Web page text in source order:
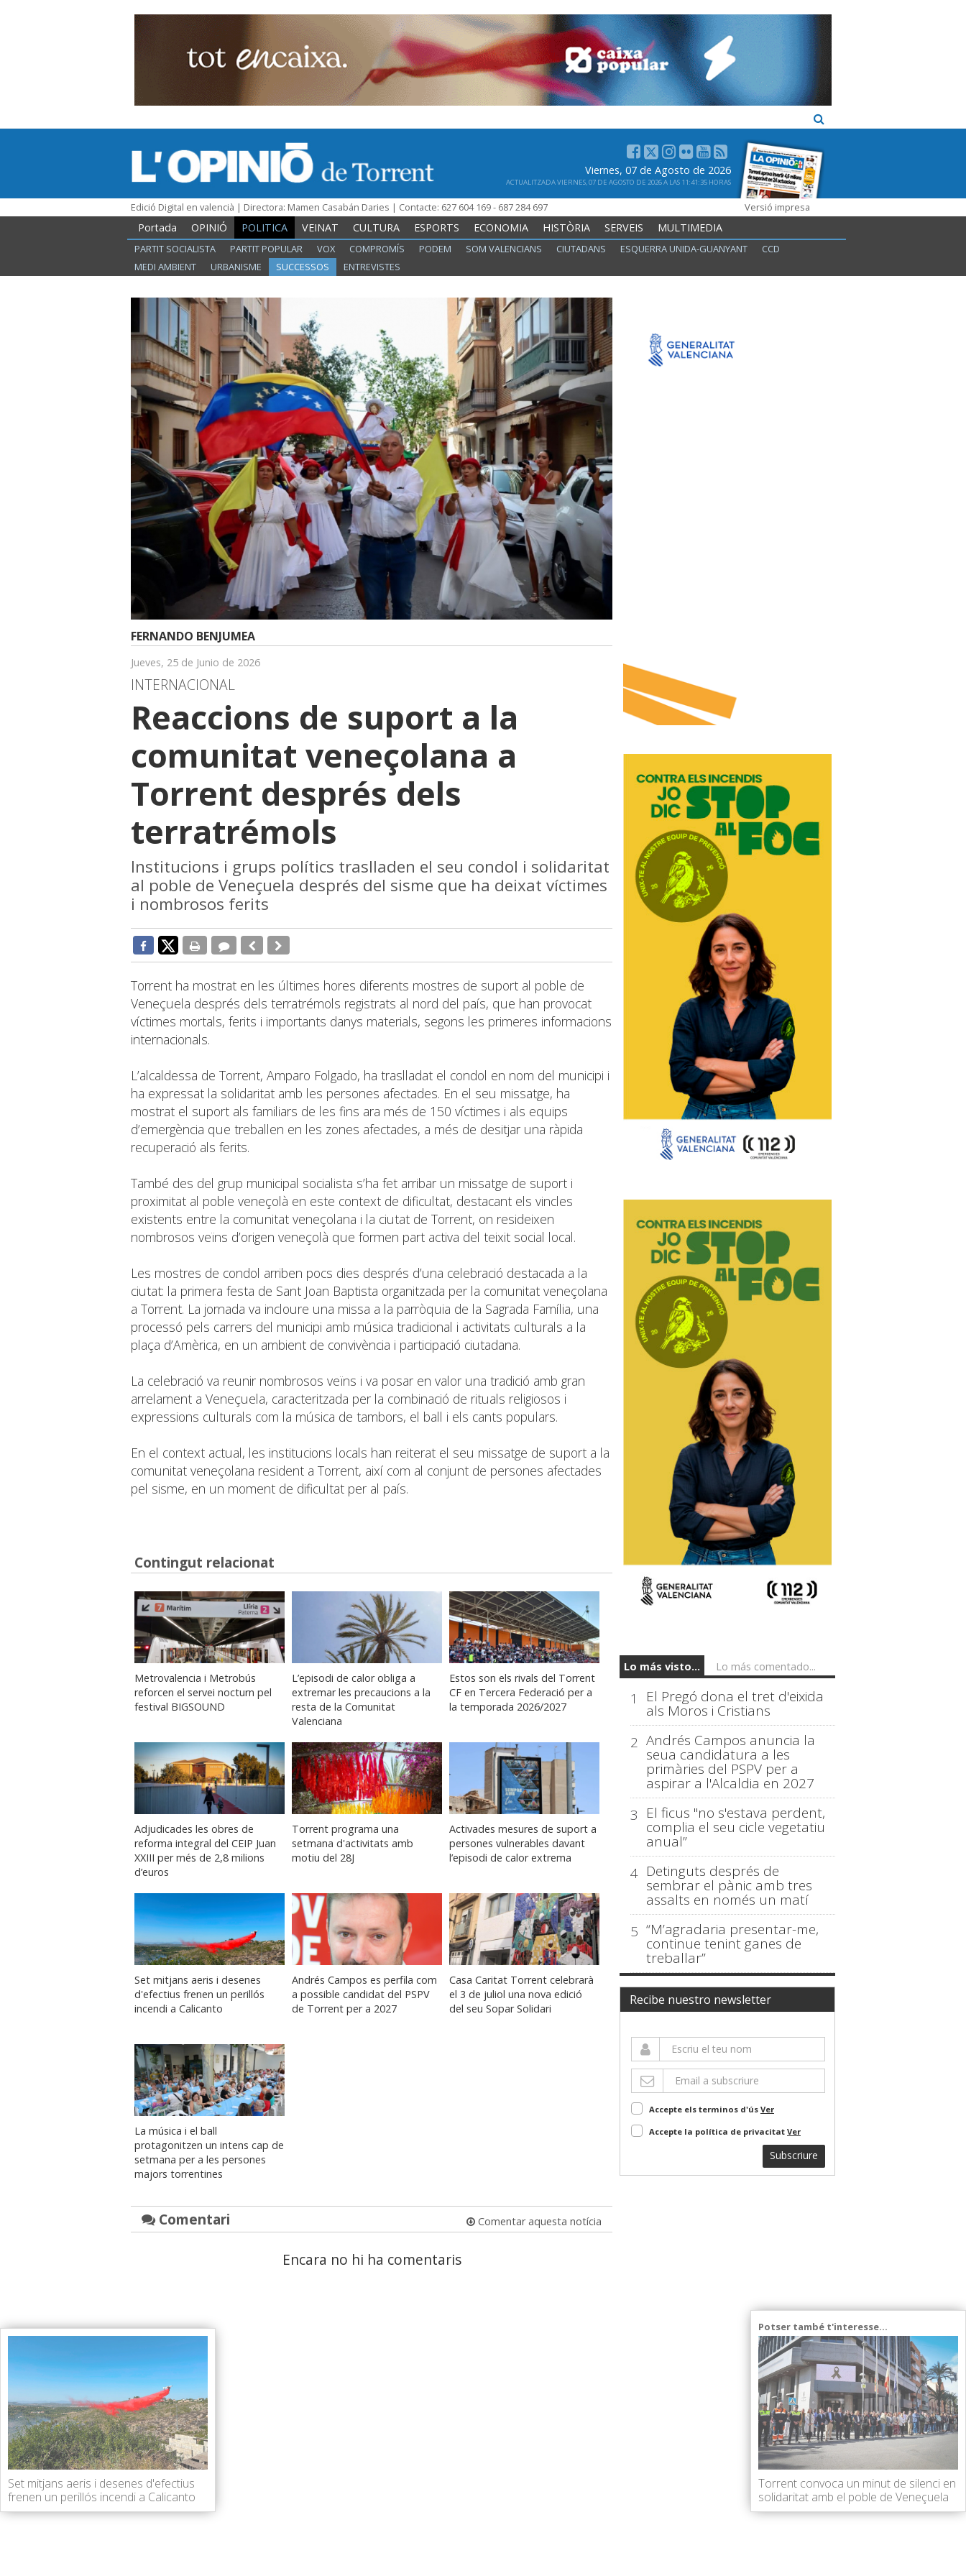
Viernes, 07 de Agosto de 2026
ACTUALITZADA VIERNES, 07 DE AGOSTO DE 2026 A LAS 11:41:35 HORAS
Edició Digital en valencià | Directora: Mamen Casabán Daries | Contacte: 627 604 169 - 687 284 697 Versió impresa
Portada OPINIÓ POLITICA VEINAT CULTURA ESPORTS ECONOMIA HISTÒRIA SERVEIS MULTIMEDIA
PARTIT SOCIALISTA PARTIT POPULAR VOX COMPROMÍS PODEM SOM VALENCIANS CIUTADANS ESQUERRA UNIDA-GUANYANT
CCD
MEDI AMBIENT
URBANISME SUCCESSOS ENTREVISTES
FERNANDO BENJUMEA
Jueves, 25 de Junio de 2026
INTERNACIONAL
Reaccions de suport a la
comunitat veneçolana a
Torrent després dels
terratrémols
Institucions i grups polítics traslladen el seu condol i solidaritat
al poble de Veneçuela després del sisme que ha deixat víctimes
i nombrosos ferits
Torrent ha mostrat en les últimes hores diferents mostres de suport al poble de
Veneçuela després dels terratrémols registrats al nord del país, que han provocat
víctimes mortals, ferits i importants danys materials, segons les primeres informacions
internacionals.
L’alcaldessa de Torrent, Amparo Folgado, ha traslladat el condol en nom del municipi i
ha expressat la solidaritat amb les persones afectades. En el seu missatge, ha
mostrat el suport als familiars de les fins ara més de 150 víctimes i als equips
d’emergència que treballen en les zones afectades, a més de desitjar una ràpida
recuperació als ferits.
També des del grup municipal socialista s’ha fet arribar un missatge de suport i
proximitat al poble veneçolà en este context de dificultat, destacant els vincles
existents entre la comunitat veneçolana i la ciutat de Torrent, on resideixen
nombrosos veïns d’origen veneçolà que formen part activa del teixit social local.
Les mostres de condol arriben pocs dies després d’una celebració destacada a la
ciutat: la primera festa de Sant Joan Baptista organitzada per la comunitat veneçolana
a Torrent. La jornada va incloure una missa a la parròquia de la Sagrada Família, una
processó pels carrers del municipi amb música tradicional i activitats culturals a la
plaça d’Amèrica, en un ambient de convivència i participació ciutadana.
La celebració va reunir nombrosos veïns i va posar en valor una tradició amb gran
arrelament a Veneçuela, caracteritzada per la combinació de rituals religiosos i
expressions culturals com la música de tambors, el ball i els cants populars.
En el context actual, les institucions locals han reiterat el seu missatge de suport a la
comunitat veneçolana resident a Torrent, així com al conjunt de persones afectades
pel sisme, en un moment de dificultat per al país.
Contingut relacionat
Metrovalencia i Metrobús
reforcen el servei nocturn pel
festival BIGSOUND
L’episodi de calor obliga a
extremar les precaucions a la
resta de la Comunitat
Valenciana
Estos son els rivals del Torrent
CF en Tercera Federació per a
la temporada 2026/2027
Adjudicades les obres de
reforma integral del CEIP Juan
XXIII per més de 2,8 milions
d’euros
Torrent programa una
setmana d'activitats amb
motiu del 28J
Activades mesures de suport a
persones vulnerables davant
l’episodi de calor extrema
Set mitjans aeris i desenes
d'efectius frenen un perillós
incendi a Calicanto
Andrés Campos es perfila com
a possible candidat del PSPV
de Torrent per a 2027
Casa Caritat Torrent celebrarà
el 3 de juliol una nova edició
del seu Sopar Solidari
La música i el ball
protagonitzen un intens cap de
setmana per a les persones
majors torrentines
Comentari Comentar aquesta notícia
Encara no hi ha comentaris
Lo más visto... Lo más comentado...
1 El Pregó dona el tret d'eixida
als Moros i Cristians
2 Andrés Campos anuncia la
seua candidatura a les
primàries del PSPV per a
aspirar a l'Alcaldia en 2027
3 El ficus "no s'estava perdent,
complia el seu cicle vegetatiu
anual”
4 Detinguts després de
sembrar el pànic amb tres
assalts en només un matí
5 “M’agradaria presentar-me,
continue tenint ganes de
treballar”
Recibe nuestro newsletter
Accepte els terminos d'ús Ver
Accepte la política de privacitat Ver
Subscriure
Set mitjans aeris i desenes d'efectius
frenen un perillós incendi a Calicanto
Potser també t'interesse...
Torrent convoca un minut de silenci en
solidaritat amb el poble de Veneçuela